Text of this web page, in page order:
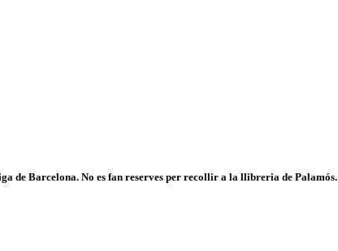
de Barcelona. No es fan reserves per recollir a la llibreria de Palamós.